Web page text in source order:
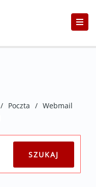
/ Poczta / Webmail